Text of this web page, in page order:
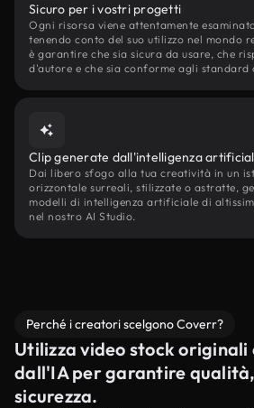
Sicuro per i vostri progetti
Ogni risorsa viene attentamente
tenendo conto del suo utilizzo nel mondo
è garantire che sia sicura da usare, che
d'autore e che sia conforme agli standard
Clip generate dall'intelligenza
Dai libero sfogo alla tua creatività in un
orizzontale surreali, stilizzate o astratte,
modelli di intelligenza artificiale di
nel nostro AI Studio.
Perché i creatori scelgono Coverr?
Utilizza video stock originali
dall'IA per garantire
sicurezza.